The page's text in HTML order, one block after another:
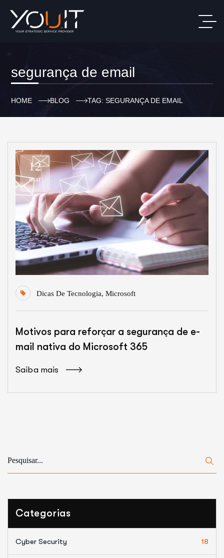
segurança de email
HOME BLOG TAG: SEGURANÇA DE EMAIL
12
mar
Dicas De Tecnologia, Microsoft
Motivos para reforçar a segurança de e-
mail nativa do Microsoft 365
Saiba mais
Categorias
Cyber Security 18